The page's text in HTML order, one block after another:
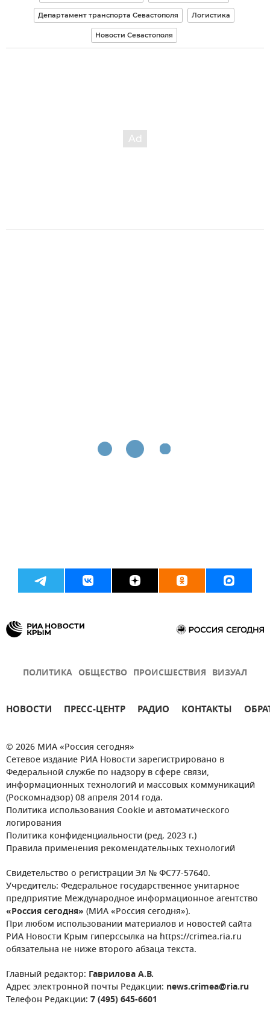
Департамент транспорта Севастополя Логистика
Новости Севастополя
ПОЛИТИКА ОБЩЕСТВО ПРОИСШЕСТВИЯ ВИЗУАЛ
НОВОСТИ ПРЕСС-ЦЕНТР РАДИО КОНТАКТЫ
© 2026 МИА «Россия сегодня»
Сетевое издание РИА Новости зарегистрировано в
Федеральной службе по надзору в сфере связи,
информационных технологий и массовых коммуникаций
(Роскомнадзор) 08 апреля 2014 года.
Политика использования Cookie и автоматического
логирования
Политика конфиденциальности (ред. 2023 г.)
Правила применения рекомендательных технологий
Свидетельство о регистрации Эл № ФС77-57640.
Учредитель: Федеральное государственное унитарное
предприятие Международное информационное агентство
«Россия сегодня» (МИА «Россия сегодня»).
При любом использовании материалов и новостей сайта
РИА Новости Крым гиперссылка на https://crimea.ria.ru
обязательна не ниже второго абзаца текста.
Главный редактор: Гаврилова А.В.
Адрес электронной почты Редакции: news.crimea@ria.ru
Телефон Редакции: 7 (495) 645-6601